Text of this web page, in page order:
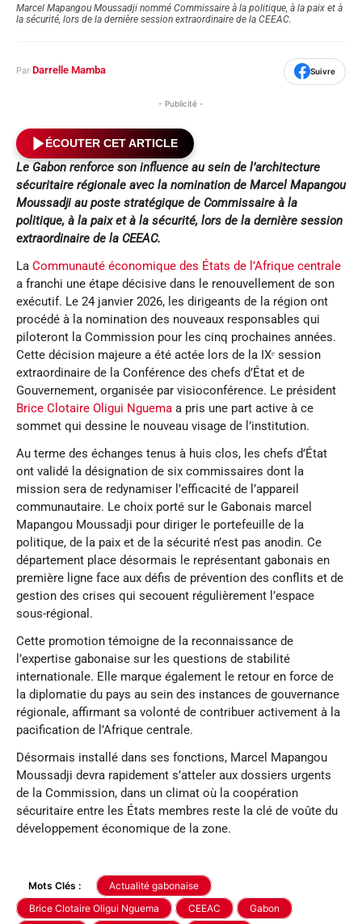
Marcel Mapangou Moussadji nommé Commissaire à la politique, à la paix et à
la sécurité, lors de la dernière session extraordinaire de la CEEAC.
Par Darrelle Mamba Suivre
- Publicité -
ÉCOUTER CET ARTICLE
Le Gabon renforce son influence au sein de l’architecture
sécuritaire régionale avec la nomination de Marcel Mapangou
Moussadji au poste stratégique de Commissaire à la
politique, à la paix et à la sécurité, lors de la dernière session
extraordinaire de la CEEAC.
La Communauté économique des États de l’Afrique centrale
a franchi une étape décisive dans le renouvellement de son
exécutif. Le 24 janvier 2026, les dirigeants de la région ont
procédé à la nomination des nouveaux responsables qui
piloteront la Commission pour les cinq prochaines années.
Cette décision majeure a été actée lors de la IXᵉ session
extraordinaire de la Conférence des chefs d’État et de
Gouvernement, organisée par visioconférence. Le président
Brice Clotaire Oligui Nguema a pris une part active à ce
sommet qui dessine le nouveau visage de l’institution.
Au terme des échanges tenus à huis clos, les chefs d’État
ont validé la désignation de six commissaires dont la
mission sera de redynamiser l’efficacité de l’appareil
communautaire. Le choix porté sur le Gabonais marcel
Mapangou Moussadji pour diriger le portefeuille de la
politique, de la paix et de la sécurité n’est pas anodin. Ce
département place désormais le représentant gabonais en
première ligne face aux défis de prévention des conflits et de
gestion des crises qui secouent régulièrement l’espace
sous-régional.
Cette promotion témoigne de la reconnaissance de
l’expertise gabonaise sur les questions de stabilité
internationale. Elle marque également le retour en force de
la diplomatie du pays au sein des instances de gouvernance
régionale, affirmant sa volonté de contribuer activement à la
pacification de l’Afrique centrale.
Désormais installé dans ses fonctions, Marcel Mapangou
Moussadji devra rapidement s’atteler aux dossiers urgents
de la Commission, dans un climat où la coopération
sécuritaire entre les États membres reste la clé de voûte du
développement économique de la zone.
Mots Clés :
Actualité gabonaise
Brice Clotaire Oligui Nguema
CEEAC
Gabon